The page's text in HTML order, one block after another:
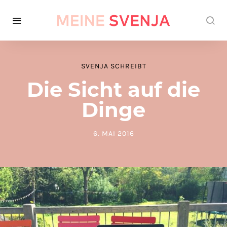
SVENJA SCHREIBT
Die Sicht auf die
Dinge
POSTED ON
6. MAI 2016